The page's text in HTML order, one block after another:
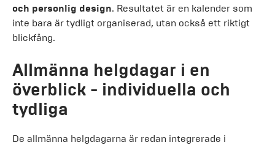
och personlig design. Resultatet är en kalender som
inte bara är tydligt organiserad, utan också ett riktigt
blickfång.
Allmänna helgdagar i en
överblick - individuella och
tydliga
De allmänna helgdagarna är redan integrerade i